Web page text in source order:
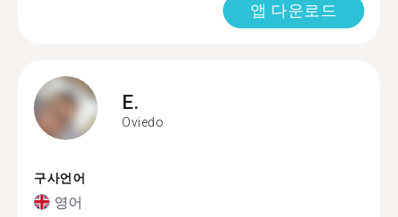
앱 다운로드
E.
Oviedo
구사언어
영어